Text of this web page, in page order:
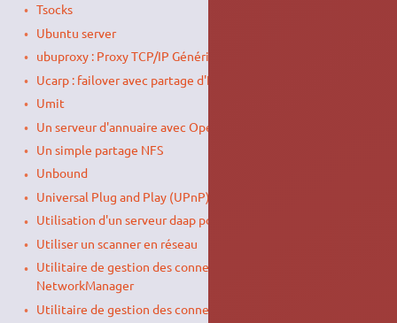
Tsocks
Ubuntu server
ubuproxy : Proxy TCP/IP Générique
Ucarp : failover avec partage d'IP virtuelles
Umit
Un serveur d'annuaire avec OpenLDAP
Un simple partage NFS
Unbound
Universal Plug and Play (UPnP)
Utilisation d'un serveur daap pour partager de la musique
Utiliser un scanner en réseau
Utilitaire de gestion des connexions réseau
NetworkManager
Utilitaire de gestion des connexions réseaux ConnMan